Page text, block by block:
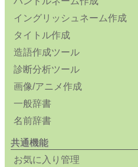
イングリッシュネーム作成
タイトル作成
造語作成ツール
診断分析ツール
画像/アニメ作成
一般辞書
名前辞書
共通機能
お気に入り管理